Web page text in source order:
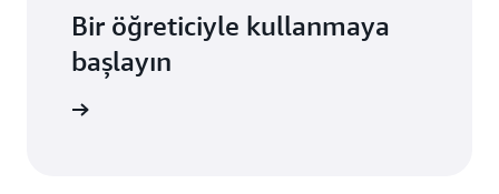
Bir öğreticiyle kullanmaya
başlayın